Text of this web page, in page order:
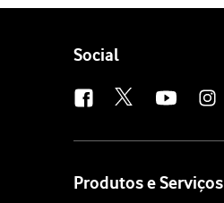
Follow
Social
Produtos e Serviços